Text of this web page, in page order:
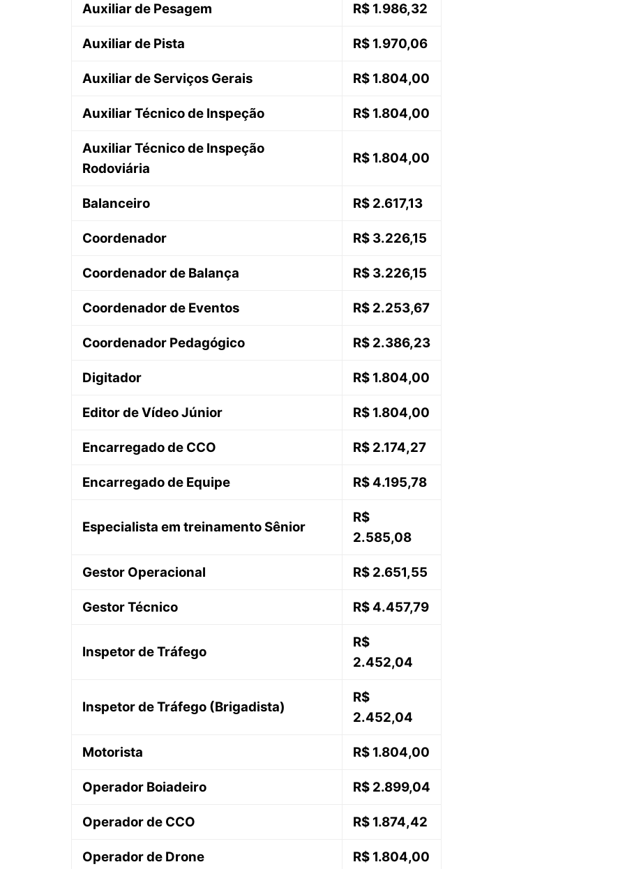
Auxiliar de Pesagem R$ 1.986,32
Auxiliar de Pista R$ 1.970,06
Auxiliar de Serviços Gerais R$ 1.804,00
Auxiliar Técnico de Inspeção R$ 1.804,00
Auxiliar Técnico de Inspeção
Rodoviária
R$ 1.804,00
Balanceiro R$ 2.617,13
Coordenador R$ 3.226,15
Coordenador de Balança R$ 3.226,15
Coordenador de Eventos R$ 2.253,67
Coordenador Pedagógico R$ 2.386,23
Digitador R$ 1.804,00
Editor de Vídeo Júnior R$ 1.804,00
Encarregado de CCO R$ 2.174,27
Encarregado de Equipe R$ 4.195,78
Especialista em treinamento Sênior
R$
2.585,08
Gestor Operacional R$ 2.651,55
Gestor Técnico R$ 4.457,79
Inspetor de Tráfego
R$
2.452,04
Inspetor de Tráfego (Brigadista)
R$
2.452,04
Motorista R$ 1.804,00
Operador Boiadeiro R$ 2.899,04
Operador de CCO R$ 1.874,42
Operador de Drone R$ 1.804,00